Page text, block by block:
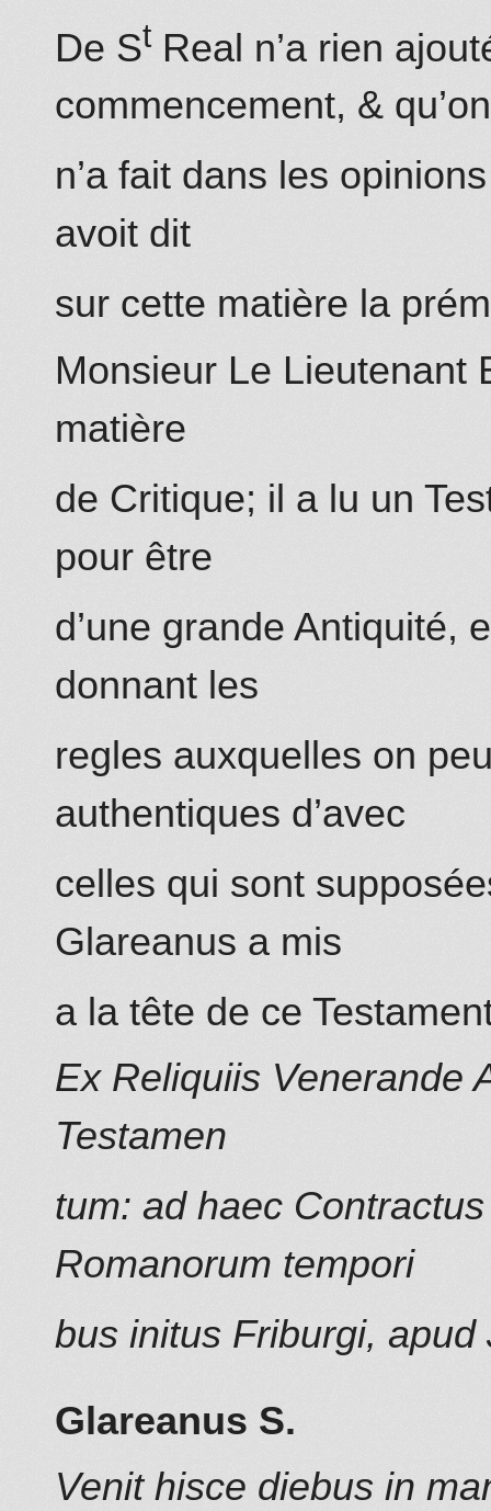
De St Real n’a rien
commencement, & qu’on
n’a fait dans les
avoit dit
sur cette matière la
Monsieur Le Lieutenant
matière
de Critique; il a lu un
pour être
d’une grande Antiquité,
donnant les
regles auxquelles on
authentiques d’avec
celles qui sont
Glareanus a mis
a la tête de ce
Ex Reliquiis Venerande
Testamen
tum: ad haec
Romanorum tempori
bus initus Friburgi,
Glareanus S.
Venit hisce diebus in